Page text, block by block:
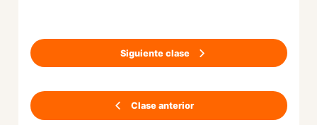
Clase anterior
Siguiente clase